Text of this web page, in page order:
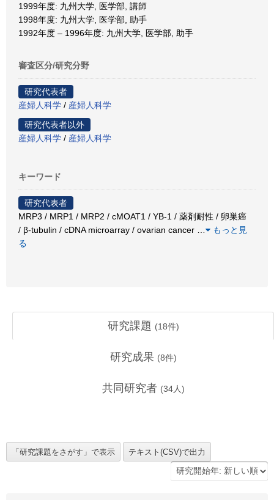
1999年度: 九州大学, 医学部, 講師
1998年度: 九州大学, 医学部, 助手
1992年度 – 1996年度: 九州大学, 医学部, 助手
審査区分/研究分野
研究代表者
産婦人科学 / 産婦人科学
研究代表者以外
産婦人科学 / 産婦人科学
キーワード
研究代表者
MRP3 / MRP1 / MRP2 / cMOAT1 / YB-1 / 薬剤耐性 / 卵巣癌
/ β-tubulin / cDNA microarray / ovarian cancer
もっと見
る
研究課題 (18件)
研究成果 (8件)
共同研究者 (34人)